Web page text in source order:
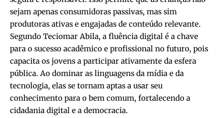
sejam apenas consumidoras passivas, mas sim
produtoras ativas e engajadas de conteúdo relevante.
Segundo Teciomar Abila, a fluência digital é a chave
para o sucesso acadêmico e profissional no futuro, pois
capacita os jovens a participar ativamente da esfera
pública. Ao dominar as linguagens da mídia e da
tecnologia, elas se tornam aptas a usar seu
conhecimento para o bem comum, fortalecendo a
cidadania digital e a democracia.